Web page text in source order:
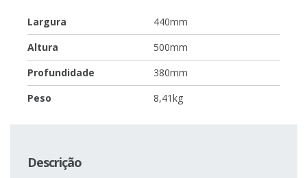
Largura
440mm
Altura
500mm
Profundidade
380mm
Peso
8,41kg
Descrição